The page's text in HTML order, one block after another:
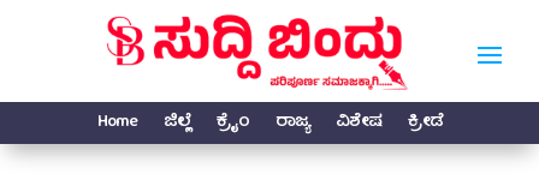
Home ಜಿಲ್ಲೆ ಕ್ರೈಂ ರಾಜ್ಯ ವಿಶೇಷ ಕ್ರೀಡೆ